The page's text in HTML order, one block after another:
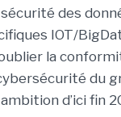
des
IOT/
la
du
d’ici fin